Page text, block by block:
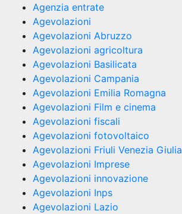
Agenzia entrate
Agevolazioni
Agevolazioni Abruzzo
Agevolazioni agricoltura
Agevolazioni Basilicata
Agevolazioni Campania
Agevolazioni Emilia Romagna
Agevolazioni Film e cinema
Agevolazioni fiscali
Agevolazioni fotovoltaico
Agevolazioni Friuli Venezia Giulia
Agevolazioni Imprese
Agevolazioni innovazione
Agevolazioni Inps
Agevolazioni Lazio